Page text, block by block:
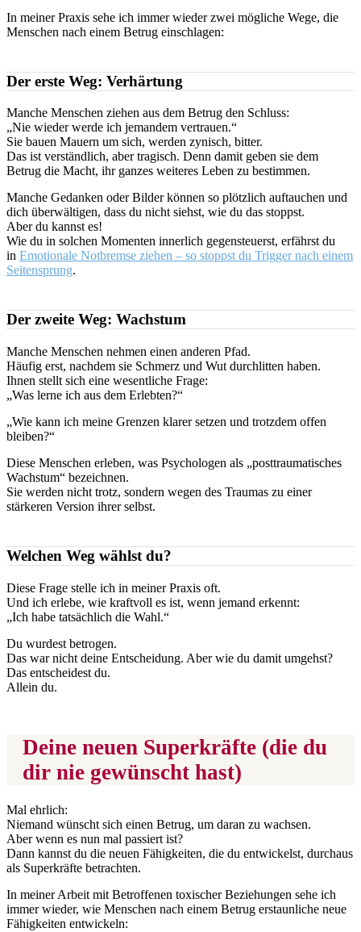
In meiner Praxis sehe ich immer wieder zwei mögliche Wege, die
Menschen nach einem Betrug einschlagen:
Der erste Weg: Verhärtung
Manche Menschen ziehen aus dem Betrug den Schluss:
„Nie wieder werde ich jemandem vertrauen.“
Sie bauen Mauern um sich, werden zynisch, bitter.
Das ist verständlich, aber tragisch. Denn damit geben sie dem
Betrug die Macht, ihr ganzes weiteres Leben zu bestimmen.
Manche Gedanken oder Bilder können so plötzlich auftauchen und
dich überwältigen, dass du nicht siehst, wie du das stoppst.
Aber du kannst es!
Wie du in solchen Momenten innerlich gegensteuerst, erfährst du
in Emotionale Notbremse ziehen – so stoppst du Trigger nach einem
Seitensprung.
Der zweite Weg: Wachstum
Manche Menschen nehmen einen anderen Pfad.
Häufig erst, nachdem sie Schmerz und Wut durchlitten haben.
Ihnen stellt sich eine wesentliche Frage:
„Was lerne ich aus dem Erlebten?“
„Wie kann ich meine Grenzen klarer setzen und trotzdem offen
bleiben?“
Diese Menschen erleben, was Psychologen als „posttraumatisches
Wachstum“ bezeichnen.
Sie werden nicht trotz, sondern wegen des Traumas zu einer
stärkeren Version ihrer selbst.
Welchen Weg wählst du?
Diese Frage stelle ich in meiner Praxis oft.
Und ich erlebe, wie kraftvoll es ist, wenn jemand erkennt:
„Ich habe tatsächlich die Wahl.“
Du wurdest betrogen.
Das war nicht deine Entscheidung. Aber wie du damit umgehst?
Das entscheidest du.
Allein du.
Deine neuen Superkräfte (die du
dir nie gewünscht hast)
Mal ehrlich:
Niemand wünscht sich einen Betrug, um daran zu wachsen.
Aber wenn es nun mal passiert ist?
Dann kannst du die neuen Fähigkeiten, die du entwickelst, durchaus
als Superkräfte betrachten.
In meiner Arbeit mit Betroffenen toxischer Beziehungen sehe ich
immer wieder, wie Menschen nach einem Betrug erstaunliche neue
Fähigkeiten entwickeln: